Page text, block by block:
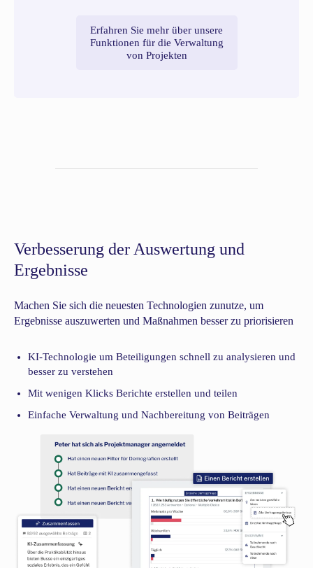
Erfahren Sie mehr über unsere
Funktionen für die Verwaltung
von Projekten
Verbesserung der Auswertung und
Ergebnisse
Machen Sie sich die neuesten Technologien zunutze, um
Ergebnisse auszuwerten und Maßnahmen besser zu priorisieren
KI-Technologie um Beteiligungen schnell zu analysieren und
besser zu verstehen
Mit wenigen Klicks Berichte erstellen und teilen
Einfache Verwaltung und Nachbereitung von Beiträgen